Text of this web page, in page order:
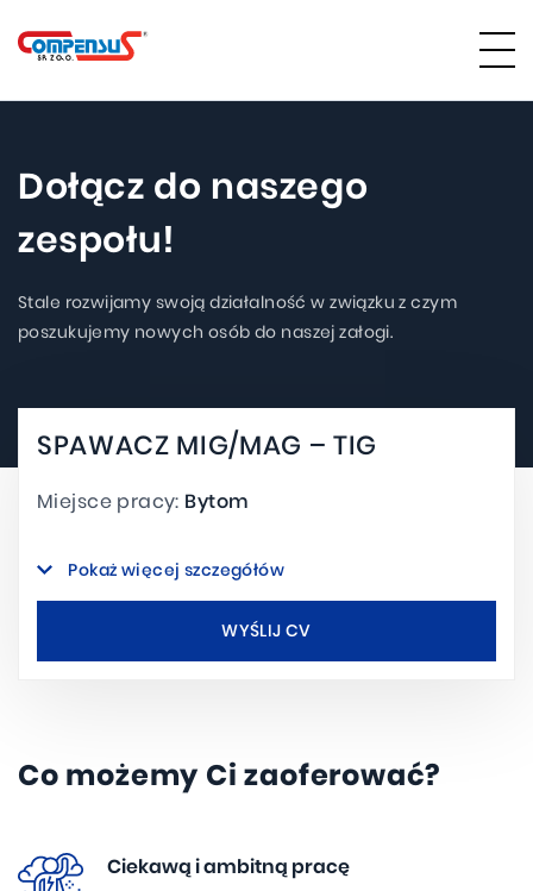
Dołącz do naszego
zespołu!
Stale rozwijamy swoją działalność w związku z czym
poszukujemy nowych osób do naszej załogi.
SPAWACZ MIG/MAG – TIG
Miejsce pracy: Bytom
Pokaż więcej szczegółów
WYŚLIJ CV
Co możemy Ci zaoferować?
Ciekawą i ambitną pracę